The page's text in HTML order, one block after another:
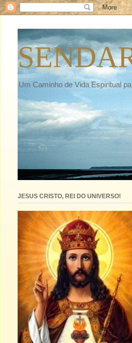
Um Caminho de Vida Espiritual
JESUS CRISTO, REI DO UNIVERSO!